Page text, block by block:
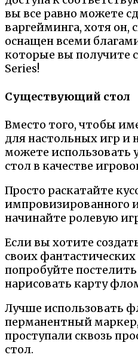
вы все равно можете
варгейминга, хотя он,
оснащен всеми
которые вы получите
Series!
Существующий стол
Вместо того, чтобы
для настольных игр и
можете
стол в качестве
Просто раскатайте
импровизированного
начинайте ролевую
Если вы хотите
своих
попробуйте
нарисовать карту
Лучше использовать
перманентный
проступали сквозь
стол.